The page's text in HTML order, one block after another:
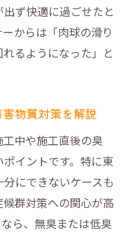
ず快適に過ごせたと
からは「肉球の滑り
るようになった」と
物質対策を解説
中や施工直後の臭
イントです。特に東
にできないケースも
群対策への関心が高
ら、無臭または低臭